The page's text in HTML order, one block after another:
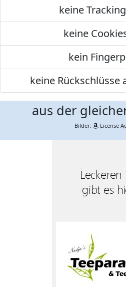
keine
keine
kein
keine Rückschlüsse
aus der
Bilder: License